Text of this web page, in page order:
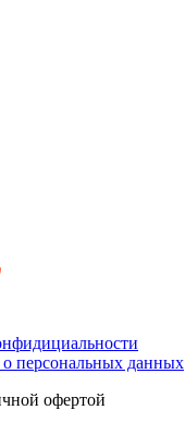
персональных данных
офертой